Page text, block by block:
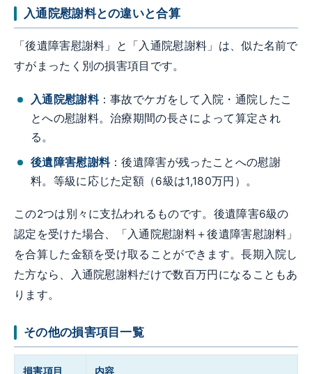
入通院慰謝料との違いと合算
「後遺障害慰謝料」と「入通院慰謝料」は、似た名前で
すがまったく別の損害項目です。
入通院慰謝料：事故でケガをして入院・通院したこ
とへの慰謝料。治療期間の長さによって算定され
る。
後遺障害慰謝料：後遺障害が残ったことへの慰謝
料。等級に応じた定額（6級は1,180万円）。
この2つは別々に支払われるものです。後遺障害6級の
認定を受けた場合、「入通院慰謝料＋後遺障害慰謝料」
を合算した金額を受け取ることができます。長期入院し
た方なら、入通院慰謝料だけで数百万円になることもあ
ります。
その他の損害項目一覧
損害項目 内容